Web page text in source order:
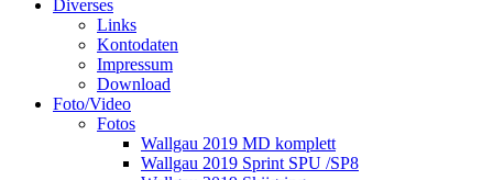
Diverses
Links
Kontodaten
Impressum
Download
Foto/Video
Fotos
Wallgau 2019 MD komplett
Wallgau 2019 Sprint SPU /SP8